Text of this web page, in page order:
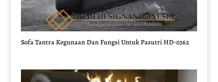
Sofa Tantra Kegunaan Dan Fungsi Untuk Pasutri HD-0362